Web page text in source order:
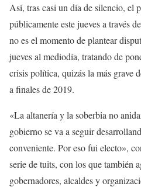
Así, tras casi un día de silencio, el
públicamente este jueves a través
no es el momento de plantear
jueves al mediodía, tratando de
crisis política, quizás la más grave
a finales de 2019.
«La altanería y la soberbia no
gobierno se va a seguir
conveniente. Por eso fui electo»,
serie de tuits, con los que también
gobernadores, alcaldes y